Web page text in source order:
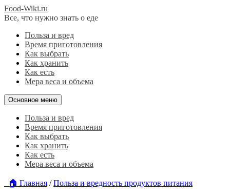
Food-Wiki.ru
Все, что нужно знать о еде
Польза и вред
Время приготовления
Как выбрать
Как хранить
Как есть
Мера веса и объема
Основное меню
Польза и вред
Время приготовления
Как выбрать
Как хранить
Как есть
Мера веса и объема
🏠 Главная /Польза и вредность продуктов питания